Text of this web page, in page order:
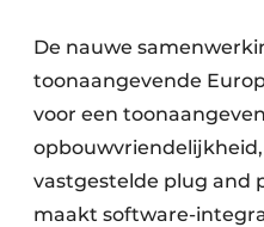
De nauwe
toonaangevende
voor een
vastgestelde plug and
maakt software-